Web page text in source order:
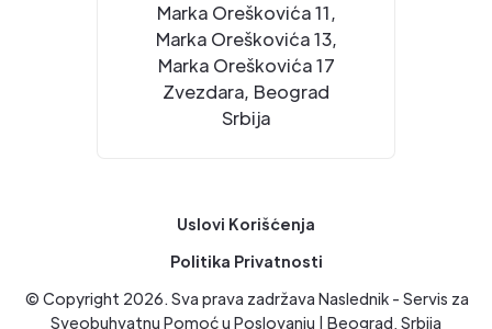
Marka Oreškovića 11,
Marka Oreškovića 13,
Marka Oreškovića 17
Zvezdara, Beograd
Srbija
Uslovi Korišćenja
Politika Privatnosti
© Copyright 2026. Sva prava zadržava Naslednik - Servis za
Sveobuhvatnu Pomoć u Poslovanju | Beograd, Srbija